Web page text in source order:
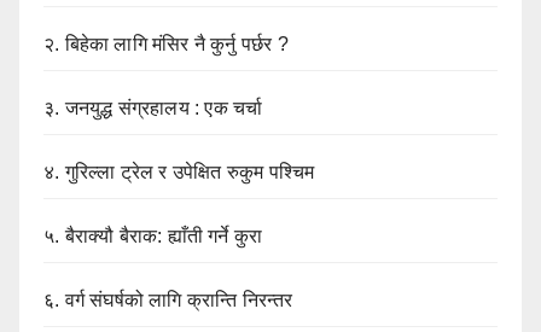
२.बिहेका लागि मंसिर नै कुर्नु पर्छर ?
३.जनयुद्ध संग्रहालय : एक चर्चा
४.गुरिल्ला ट्रेल र उपेक्षित रुकुम पश्चिम
५.बैराक्यौ बैराक: ह्याँती गर्ने कुरा
६.वर्ग संघर्षको लागि क्रान्ति निरन्तर